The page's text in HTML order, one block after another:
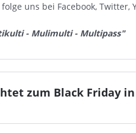
uns bei Facebook, Twitter,
- Mulimulti - Multipass"
zum Black Friday